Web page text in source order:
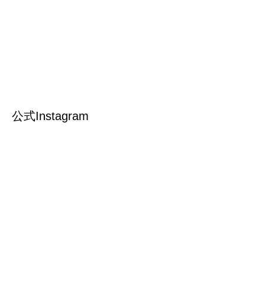
公式Instagram